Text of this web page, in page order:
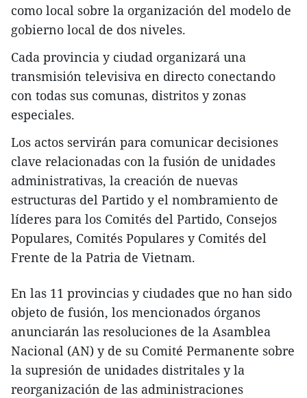
como local sobre la organización del modelo de
gobierno local de dos niveles.
Cada provincia y ciudad organizará una
transmisión televisiva en directo conectando
con todas sus comunas, distritos y zonas
especiales.
Los actos servirán para comunicar decisiones
clave relacionadas con la fusión de unidades
administrativas, la creación de nuevas
estructuras del Partido y el nombramiento de
líderes para los Comités del Partido, Consejos
Populares, Comités Populares y Comités del
Frente de la Patria de Vietnam.
En las 11 provincias y ciudades que no han sido
objeto de fusión, los mencionados órganos
anunciarán las resoluciones de la Asamblea
Nacional (AN) y de su Comité Permanente sobre
la supresión de unidades distritales y la
reorganización de las administraciones